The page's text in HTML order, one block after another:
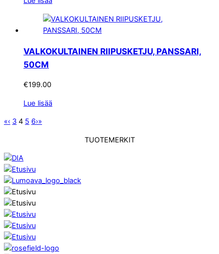
VALKOKULTAINEN RIIPUSKETJU, PANSSARI,
50CM
€199.00
Lue lisää
«‹ 3 4 5 6›»
TUOTEMERKIT